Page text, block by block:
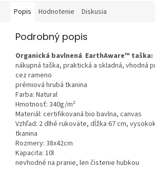
Popis Hodnotenie Diskusia
Podrobný popis
Organická bavlnená EarthAware™ taška:
nákupná taška, praktická a skladná, vhodná
cez rameno
prémiová hrubá tkanina
Farba: Natural
Hmotnosť: 340g/m²
Materiál: certifikovaná bio bavlna, canvas
Vzhľad: 2 dlhé rukoväte, dĺžka 67 cm,
tkanina
Rozmery: 38x42cm
Kapacita: 10l
nevhodné na pranie, len čistenie hubkou